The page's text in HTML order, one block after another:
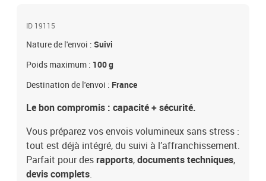
commande pour se rétracter en contactant le service client par la
de rétractation figurant en annexe 1 des CGV par voie postale :
Service Client Internet - La Boutique - 99 999 La Poste Cedex
ID 19115
Nature de l'envoi : Suivi
Poids maximum : 100 g
Destination de l'envoi : France
Le bon compromis : capacité + sécurité.
Vous préparez vos envois volumineux sans stress :
tout est déjà intégré, du suivi à l’affranchissement.
Parfait pour desrapports,documents techniques,
devis complets.